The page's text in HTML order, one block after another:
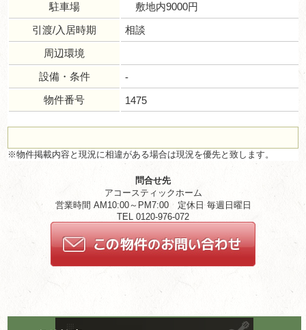
駐車場
敷地内9000円
引渡/入居時期
相談
周辺環境
設備・条件
-
物件番号
1475
※物件掲載内容と現況に相違がある場合は現況を優先と致します。
問合せ先
アコースティックホーム
営業時間 AM10:00～PM7:00 定休日 毎週日曜日
TEL 0120-976-072